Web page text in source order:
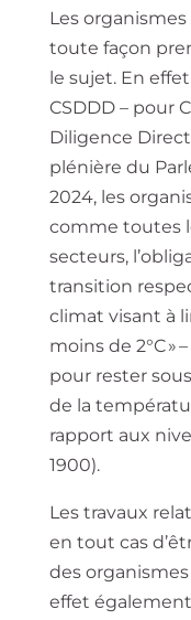
Les
toute façon
le sujet. En
CSDDD – pour
Diligence
plénière du
2024, les
comme toutes
secteurs,
transition
climat visant à
moins de 2°C »
pour rester
de la
rapport aux
1900).
Les travaux
en tout cas
des organismes
effet